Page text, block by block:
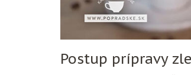
Postup prípravy